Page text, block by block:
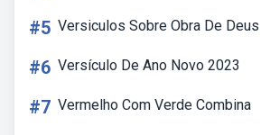
#5 Versiculos Sobre Obra De Deus
#6 Versículo De Ano Novo 2023
#7 Vermelho Com Verde Combina